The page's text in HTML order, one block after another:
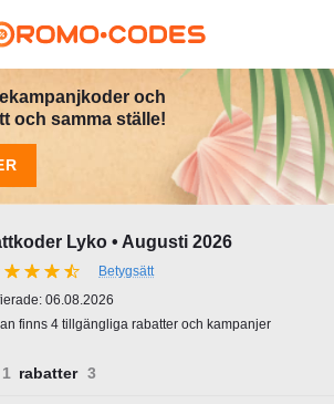
och
och samma ställe!
Lyko • Augusti 2026
Betygsätt
06.08.2026
finns 4 tillgängliga rabatter och kampanjer
rabatter